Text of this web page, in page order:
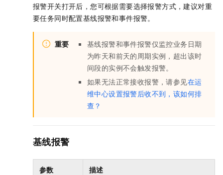
报警开关打开后，您可根据需要选择报警方式，建议对重
要任务同时配置基线报警和事件报警。
重要
基线报警和事件报警仅监控业务日期
为昨天和前天的周期实例，超出该时
间段的实例不会触发报警。
如果无法正常接收报警，请参见在运
维中心设置报警后收不到，该如何排
查？
基线报警
参数 描述